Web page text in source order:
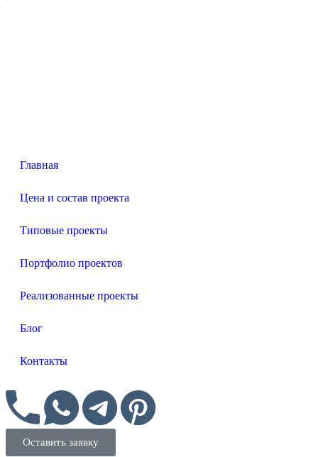
Главная
Цена и состав проекта
Типовые проекты
Портфолио проектов
Реализованные проекты
Блог
Контакты
Оставить заявку